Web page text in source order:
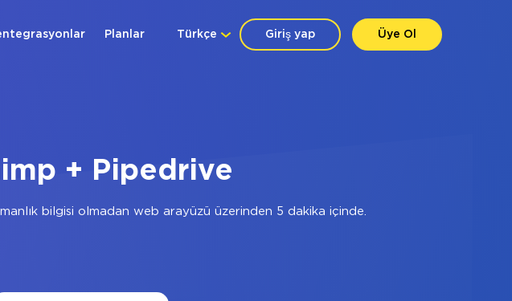
Giriş yap Üye Ol
Türkçe
Planlar
+ Pipedrive
bilgisi olmadan web arayüzü üzerinden 5 dakika içinde.